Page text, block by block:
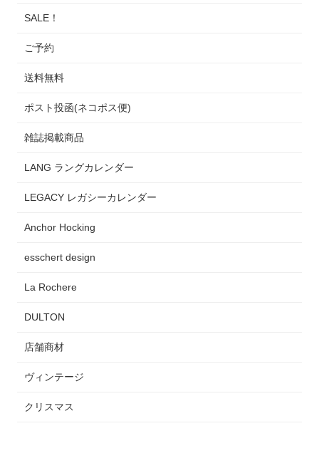
SALE！
ご予約
送料無料
ポスト投函(ネコポス便)
雑誌掲載商品
LANG ラングカレンダー
LEGACY レガシーカレンダー
Anchor Hocking
esschert design
La Rochere
DULTON
店舗商材
ヴィンテージ
クリスマス